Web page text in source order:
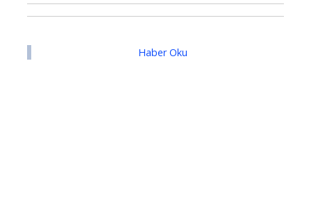
Haber Oku